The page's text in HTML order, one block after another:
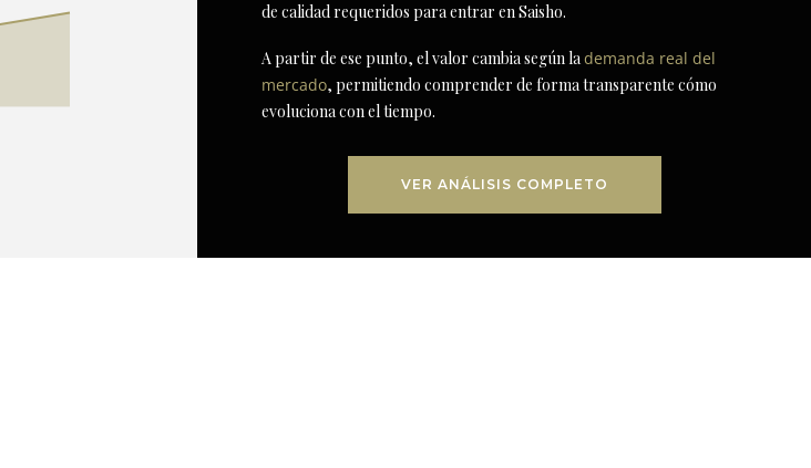
de calidad requeridos para entrar en Saisho.
A partir de ese punto, el valor cambia según lademanda real del
mercado, permitiendo comprender de forma transparente cómo
evoluciona con el tiempo.
VER ANÁLISIS COMPLETO